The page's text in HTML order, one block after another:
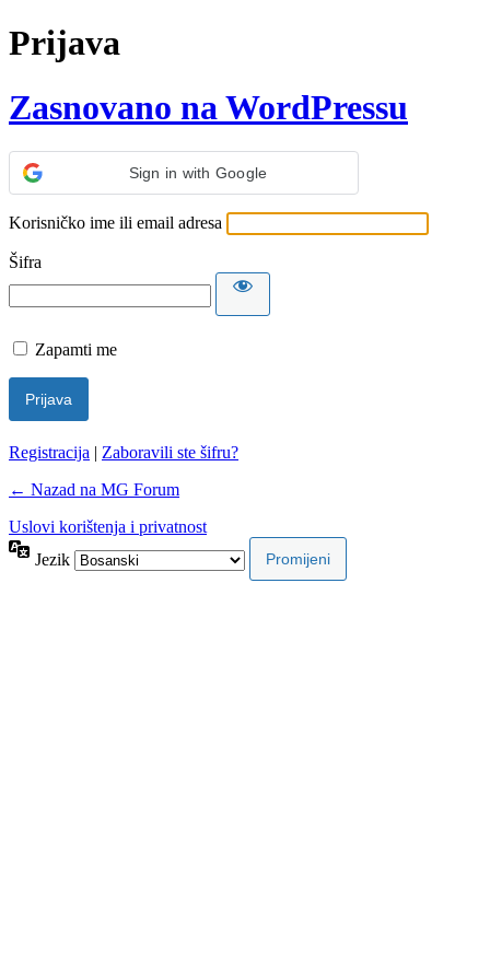
Prijava
Zasnovano na WordPressu
Sign in with Google
Korisničko ime ili email adresa
Šifra
Zapamti me
Registracija | Zaboravili ste šifru?
← Nazad na MG Forum
Uslovi korištenja i privatnost
Jezik